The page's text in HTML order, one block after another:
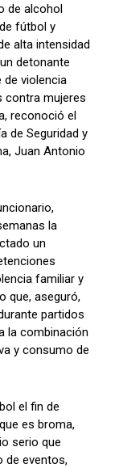
de alcohol
fútbol y
alta intensidad
detonante
de violencia
contra mujeres
reconoció el
de Seguridad y
Juan Antonio
la
un
familiar y
que, aseguró,
partidos
la combinación
y consumo de
el fin de
es broma,
serio que
de eventos,